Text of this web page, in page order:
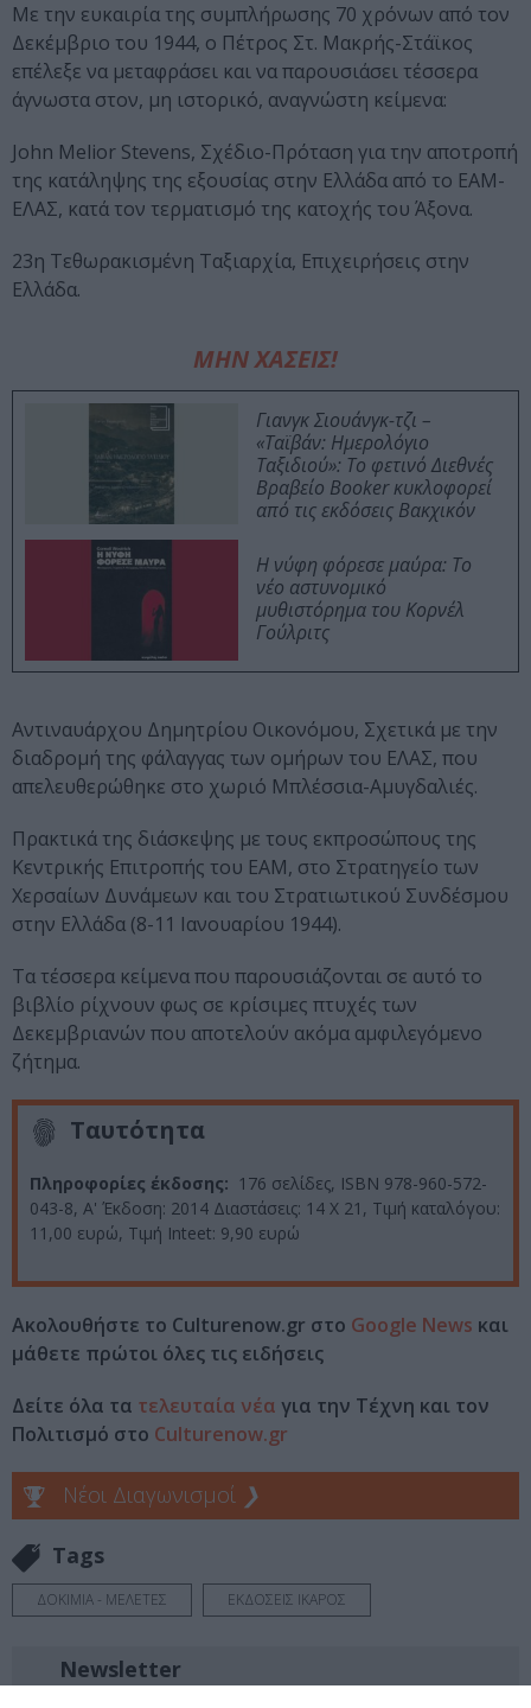
Με την ευκαιρία της συμπλήρωσης 70 χρόνων από τον
Δεκέμβριο του 1944, o Πέτρος Στ. Mακρής-Στάϊκος
επέλεξε να μεταφράσει και να παρουσιάσει τέσσερα
άγνωστα στον, μη ιστορικό, αναγνώστη κείμενα:
John Melior Stevens, Σχέδιο-Πρόταση για την αποτροπή
της κατάληψης της εξουσίας στην Ελλάδα από το ΕΑΜ-
ΕΛΑΣ, κατά τον τερματισμό της κατοχής του Άξονα.
23η Τεθωρακισμένη Ταξιαρχία, Επιχειρήσεις στην
Ελλάδα.
ΜΗΝ ΧΑΣΕΙΣ!
Γιανγκ Σιουάνγκ-τζι –
«Ταϊβάν: Ημερολόγιο
Ταξιδιού»: Το φετινό Διεθνές
Βραβείο Booker κυκλοφορεί
από τις εκδόσεις Βακχικόν
Η νύφη φόρεσε μαύρα: Το
νέο αστυνομικό
μυθιστόρημα του Κορνέλ
Γούλριτς
Αντιναυάρχου Δημητρίου Οικονόμου, Σχετικά με την
διαδρομή της φάλαγγας των ομήρων του ΕΛΑΣ, που
απελευθερώθηκε στο χωριό Μπλέσσια-Αμυγδαλιές.
Πρακτικά της διάσκεψης με τους εκπροσώπους της
Κεντρικής Επιτροπής του ΕΑΜ, στο Στρατηγείο των
Χερσαίων Δυνάμεων και του Στρατιωτικού Συνδέσμου
στην Ελλάδα (8-11 Ιανουαρίου 1944).
Τα τέσσερα κείμενα που παρουσιάζονται σε αυτό το
βιβλίο ρίχνουν φως σε κρίσιμες πτυχές των
Δεκεμβριανών που αποτελούν ακόμα αμφιλεγόμενο
ζήτημα.
Ταυτότητα
Πληροφορίες έκδοσης: 176 σελίδες, ISBN 978-960-572-
043-8, Α' Έκδοση: 2014 Διαστάσεις: 14 X 21, Τιμή καταλόγου:
11,00 ευρώ, Τιμή Inteet: 9,90 ευρώ
Ακολουθήστε το Culturenow.gr στο Google News και
μάθετε πρώτοι όλες τις ειδήσεις
Δείτε όλα τα τελευταία νέα για την Τέχνη και τον
Πολιτισμό στο Culturenow.gr
Νέοι Διαγωνισμοί ❯
Tags
ΔΟΚΙΜΙΑ - ΜΕΛΕΤΕΣ ΕΚΔΟΣΕΙΣ ΙΚΑΡΟΣ
Newsletter